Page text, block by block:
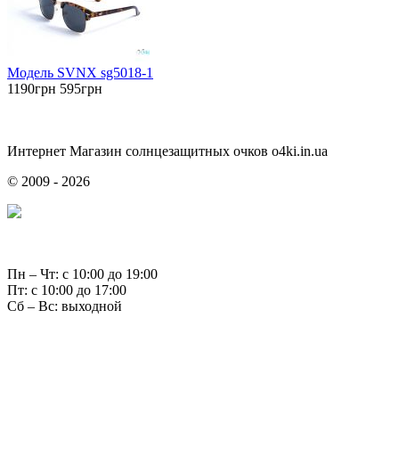
Модель SVNX sg5018-1
1190грн 595грн
Интернет Магазин солнцезащитных очков o4ki.in.ua
© 2009 - 2026
Пн – Чт: с 10:00 до 19:00
Пт: с 10:00 до 17:00
Сб – Вс: выходной